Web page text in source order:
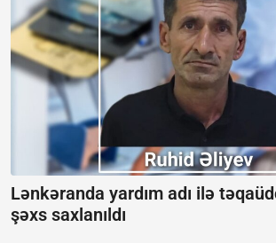
Lənkəranda yardım adı ilə
şəxs saxlanıldı